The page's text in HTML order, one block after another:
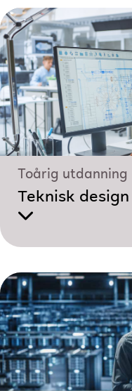
Toårig utdanning
Teknisk